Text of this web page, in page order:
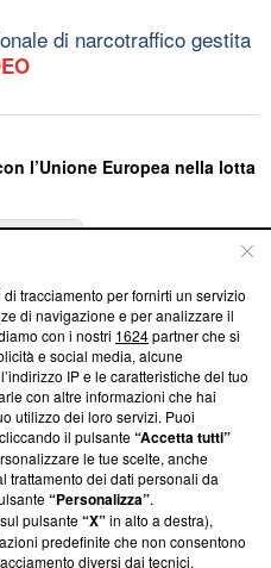
di narcotraffico gestita
l’Unione Europea nella lotta
trasparenti su Blasting
e su come ci impegniamo a
la nostra aderenza a
Blasting News non è
ma ha richiesto di farne
effettuato una verifica di
tracciamento per fornirti un servizio
di navigazione e per analizzare il
con i nostri 1624partner che si
e social media, alcune
IP e le caratteristiche del tuo
con altre informazioni che hai
utilizzo dei loro servizi. Puoi
il pulsante“Accetta tutti”
le tue scelte, anche
trattamento dei dati personali da
“Personalizza”.
pulsante“X”in alto a destra),
predefinite che non consentono
diversi dai tecnici.